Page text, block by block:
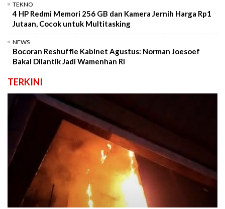
TEKNO
4 HP Redmi Memori 256 GB dan Kamera Jernih Harga Rp1
Jutaan, Cocok untuk Multitasking
NEWS
Bocoran Reshuffle Kabinet Agustus: Norman Joesoef
Bakal Dilantik Jadi Wamenhan RI
TERKINI